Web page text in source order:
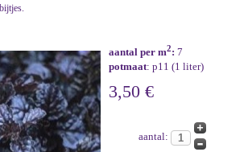
aantal per m2: 7
potmaat: p11 (1 liter)
3,50 €
aantal: